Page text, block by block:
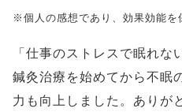
※個人の感想であり、効果効能を
「仕事のストレスで眠れな
鍼灸治療を始めてから不眠
力も向上しました。ありが